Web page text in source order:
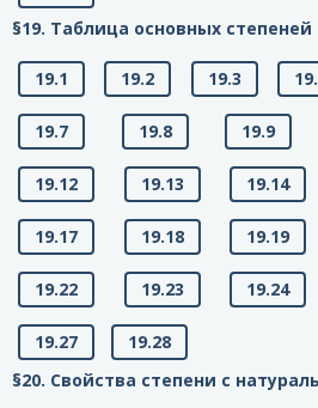
§19. Таблица основных степеней
19.1 19.2 19.3
19.7 19.8 19.9
19.12 19.13 19.14
19.17 19.18 19.19
19.22 19.23 19.24
19.27
19.28
§20. Свойства степени с